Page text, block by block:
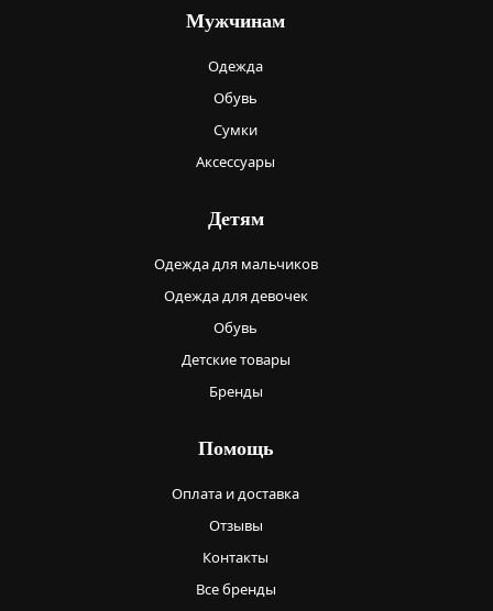
Мужчинам
Одежда
Обувь
Сумки
Аксессуары
Детям
Одежда для мальчиков
Одежда для девочек
Обувь
Детские товары
Бренды
Помощь
Оплата и доставка
Отзывы
Контакты
Все бренды